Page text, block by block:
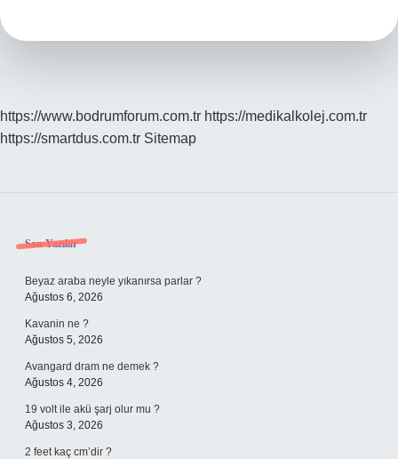
https://www.bodrumforum.com.tr https://medikalkolej.com.tr
https://smartdus.com.tr Sitemap
Sidebar
Son Yazılar
Beyaz araba neyle yıkanırsa parlar ?
Ağustos 6, 2026
Kavanin ne ?
Ağustos 5, 2026
Avangard dram ne demek ?
Ağustos 4, 2026
19 volt ile akü şarj olur mu ?
Ağustos 3, 2026
2 feet kaç cm’dir ?